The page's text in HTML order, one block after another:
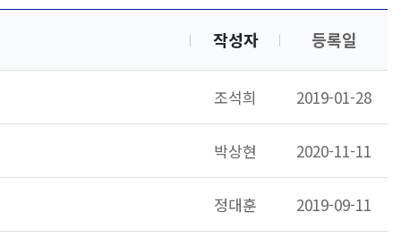
작성자 등록일
조석희 2019-01-28
박상현 2020-11-11
정대훈 2019-09-11